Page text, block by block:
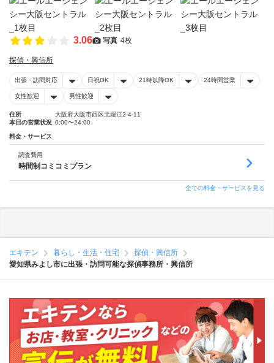
3.06 写真 4枚
探偵・興信所
出張・訪問対応 日祝OK 21時以降OK 24時間営業
女性歓迎 男性歓迎
住所
大阪府大阪市西区北堀江2-4-11
本日の営業状況 0:00〜24:00
料金・サービス
調査費用
時間制コミコミプラン
全ての料金・サービスを見る
エキテン 暮らし・生活・住宅
探偵・興信所
愛知県みよし市に出張・訪問可能な探偵事務所・興信所